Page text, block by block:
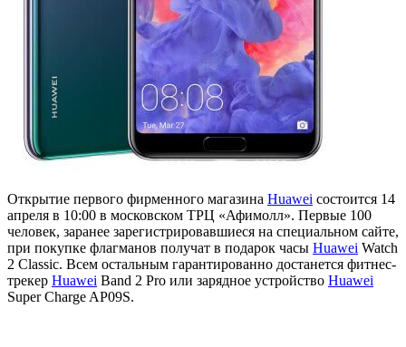
Открытие первого фирменного магазина Huawei состоится 14
апреля в 10:00 в московском ТРЦ «Афимолл». Первые 100
человек, заранее зарегистрировавшиеся на специальном сайте,
при покупке флагманов получат в подарок часы Huawei Watch
2 Classic. Всем остальным гарантированно достанется фитнес-
трекер Huawei Band 2 Pro или зарядное устройство Huawei
Super Charge AP09S.